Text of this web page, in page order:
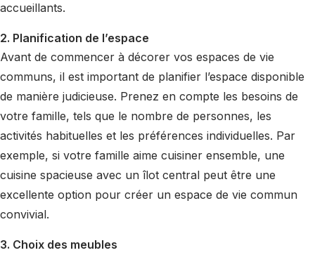
accueillants.
2. Planification de l’espace
Avant de commencer à décorer vos espaces de vie
communs, il est important de planifier l’espace disponible
de manière judicieuse. Prenez en compte les besoins de
votre famille, tels que le nombre de personnes, les
activités habituelles et les préférences individuelles. Par
exemple, si votre famille aime cuisiner ensemble, une
cuisine spacieuse avec un îlot central peut être une
excellente option pour créer un espace de vie commun
convivial.
3. Choix des meubles